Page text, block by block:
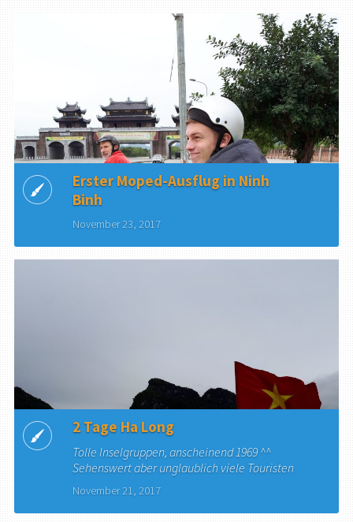
Erster Moped-Ausflug in Ninh
Binh
November 23, 2017
2 Tage Ha Long
Tolle Inselgruppen, anscheinend 1969 ^^
Sehenswert aber unglaublich viele Touristen
November 21, 2017